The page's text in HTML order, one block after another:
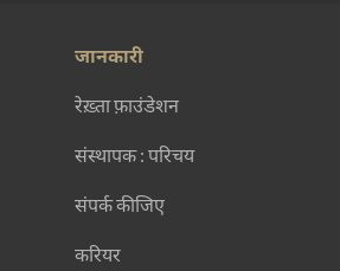
जानकारी
रेख़्ता फ़ाउंडेशन
संस्थापक : परिचय
संपर्क कीजिए
करियर